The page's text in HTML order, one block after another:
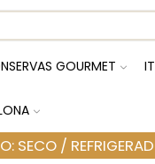
GOURMET
SECO /